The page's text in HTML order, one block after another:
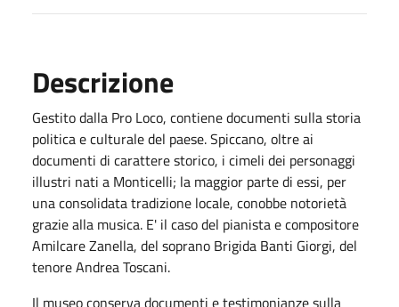
Descrizione
Gestito dalla Pro Loco, contiene documenti sulla storia
politica e culturale del paese. Spiccano, oltre ai
documenti di carattere storico, i cimeli dei personaggi
illustri nati a Monticelli; la maggior parte di essi, per
una consolidata tradizione locale, conobbe notorietà
grazie alla musica. E' il caso del pianista e compositore
Amilcare Zanella, del soprano Brigida Banti Giorgi, del
tenore Andrea Toscani.
Il museo conserva documenti e testimonianze sulla